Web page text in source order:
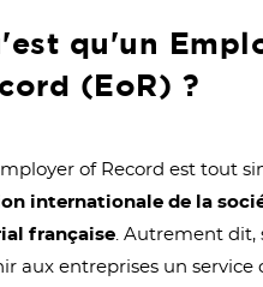
qu'un
(EoR) ?
of Record est tout
internationale de la
française . Autrement dit,
aux entreprises un service